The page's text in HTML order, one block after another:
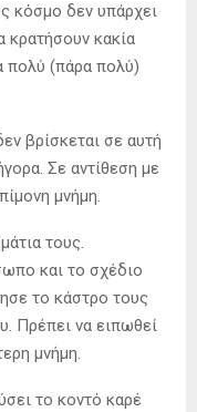
κόσμο δεν υπάρχει
κρατήσουν κακία
πολύ (πάρα πολύ)
βρίσκεται σε αυτή
Σε αντίθεση με
μνήμη.
τους.
και το σχέδιο
το κάστρο τους
Πρέπει να ειπωθεί
μνήμη.
το κοντό καρέ